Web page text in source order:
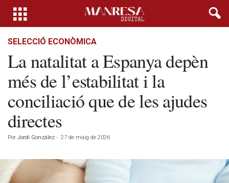
SELECCIÓ ECONÒMICA
La natalitat a Espanya depèn
més de l’estabilitat i la
conciliació que de les ajudes
directes
Por Jordi González - 27 de maig de 2026